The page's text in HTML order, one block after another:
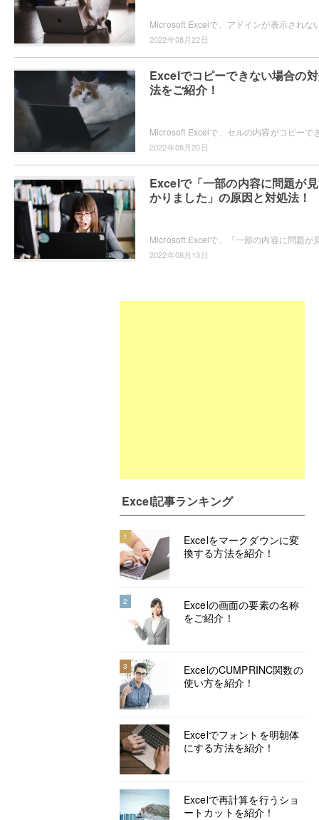
2022年08月22日
Excelでコピーできない場合の
法をご紹介！
2022年08月20日
Excelで「一部の内容に問題が
かりました」の原因と対処法！
2022年08月13日
Excel記事ランキング
1
Excelをマークダウンに変
換する方法を紹介！
2
Excelの画面の要素の名称
をご紹介！
3
ExcelのCUMPRINC関数の
使い方を紹介！
Excelでフォントを明朝体
にする方法を紹介！
Excelで再計算を行うショ
ートカットを紹介！